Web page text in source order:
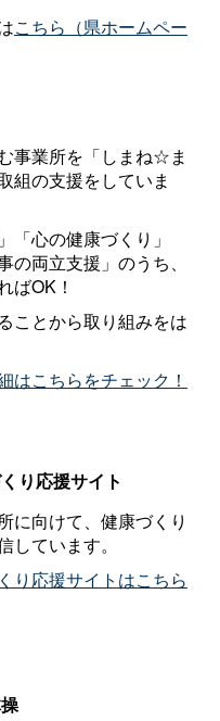
こちら（県ホームペー
事業所を「しまね☆ま
組の支援をしていま
「心の健康づくり」
の両立支援」のうち、
ばOK！
ことから取り組みをは
こちらをチェック！
り応援サイト
に向けて、健康づくり
ています。
り応援サイトはこちら